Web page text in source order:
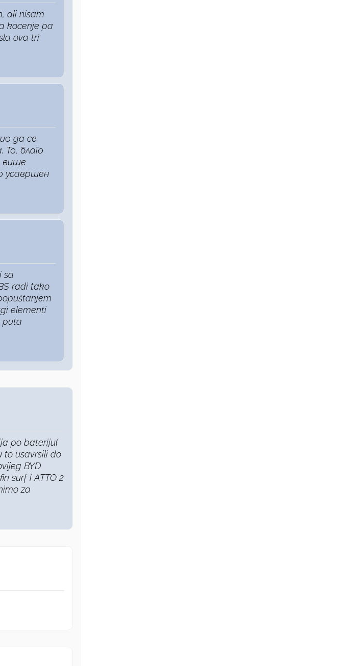
ali nisam
kocenje pa
ova tri
да се
благо
више
усавршен
sa
radi tako
elementi
puta
po bateriju(
to usavrsili do
BYD
surf i ATTO 2
za